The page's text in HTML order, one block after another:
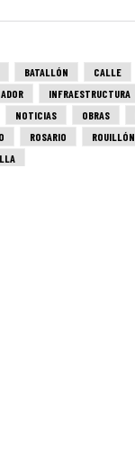
BATALLÓN CALLE
INFRAESTRUCTURA
NOTICIAS OBRAS
ROSARIO
ROUILLÓN